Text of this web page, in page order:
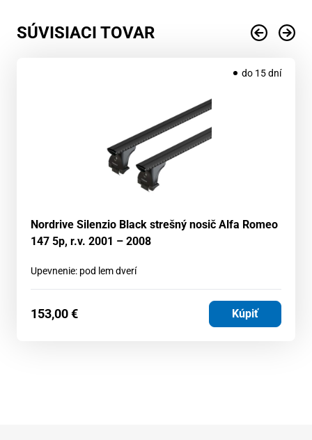
SÚVISIACI TOVAR
do 15 dní
Nordrive Silenzio Black strešný nosič Alfa Romeo
147 5p, r.v. 2001 – 2008
Upevnenie: pod lem dverí
153,00€ Kúpiť